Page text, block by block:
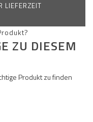
LIEFERZEIT
ZU DIESEM
Produkt zu finden